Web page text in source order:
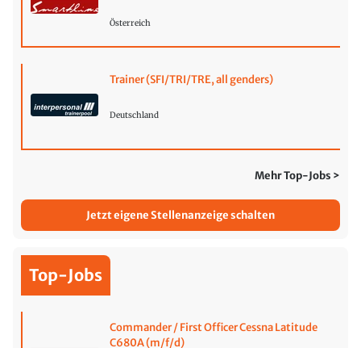
Österreich
Trainer (SFI/TRI/TRE, all genders)
Deutschland
Mehr Top-Jobs >
Jetzt eigene Stellenanzeige schalten
Top-Jobs
Commander / First Officer Cessna Latitude
C680A (m/f/d)